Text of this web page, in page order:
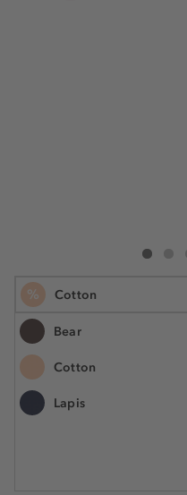
% Cotton
Bear
Cotton
Lapis
1.2 g